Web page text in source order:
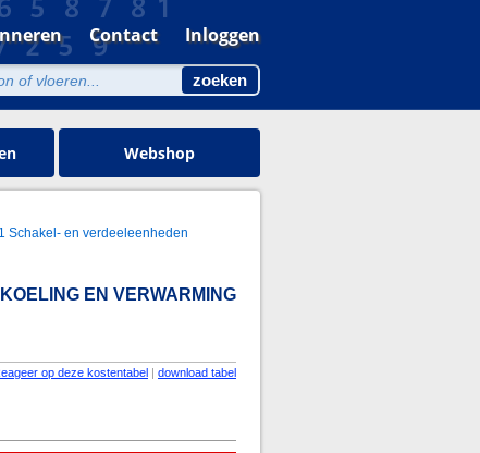
Contact Inloggen
Webshop
Schakel- en verdeeleenheden
EN VERWARMING
op deze kostentabel | download tabel